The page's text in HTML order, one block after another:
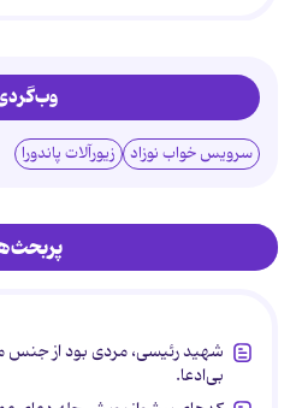
سرویس خواب نوزاد زیورآلات پاندورا
شهید رئیسی، مردی بود از جنس
بی‌ادعا.